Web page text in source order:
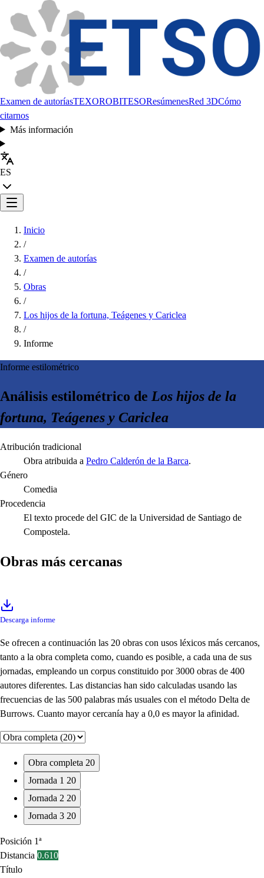
Examen de autoríasTEXOROBITESOResúmenesRed 3DCómo
citarnos
Más información
ES
Inicio
/
Examen de autorías
/
Obras
/
Los hijos de la fortuna, Teágenes y Cariclea
/
Informe
Informe estilométrico
Análisis estilométrico de Los hijos de la
fortuna, Teágenes y Cariclea
Atribución tradicional
Obra atribuida a Pedro Calderón de la Barca.
Género
Comedia
Procedencia
El texto procede del GIC de la Universidad de Santiago de
Compostela.
Obras más cercanas
Descarga informe
Se ofrecen a continuación las 20 obras con usos léxicos más cercanos,
tanto a la obra completa como, cuando es posible, a cada una de sus
jornadas, empleando un corpus constituido por 3000 obras de 400
autores diferentes. Las distancias han sido calculadas usando las
frecuencias de las 500 palabras más usuales con el método Delta de
Burrows. Cuanto mayor cercanía hay a 0,0 es mayor la afinidad.
Obra completa 20
Jornada 1 20
Jornada 2 20
Jornada 3 20
Posición 1ª
Distancia 0.610
Título